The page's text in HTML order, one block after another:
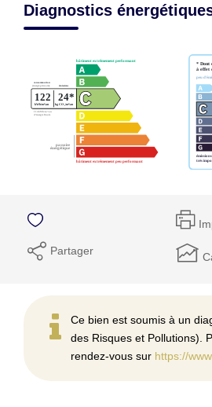
Diagnostics
Partager
Ce bien est soumis à un
des Risques et Pollutions).
rendez-vous sur https://